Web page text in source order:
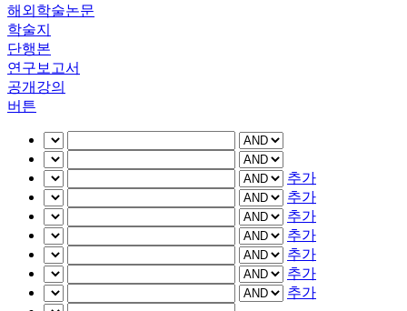
해외학술논문
학술지
단행본
연구보고서
공개강의
버튼
추가
추가
추가
추가
추가
추가
추가